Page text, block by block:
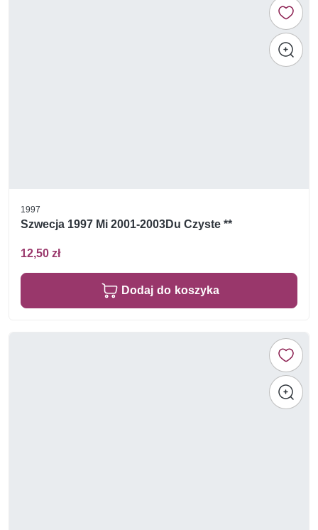
1997
Szwecja 1997 Mi 2001-2003Du Czyste **
12,50 zł
Dodaj do koszyka